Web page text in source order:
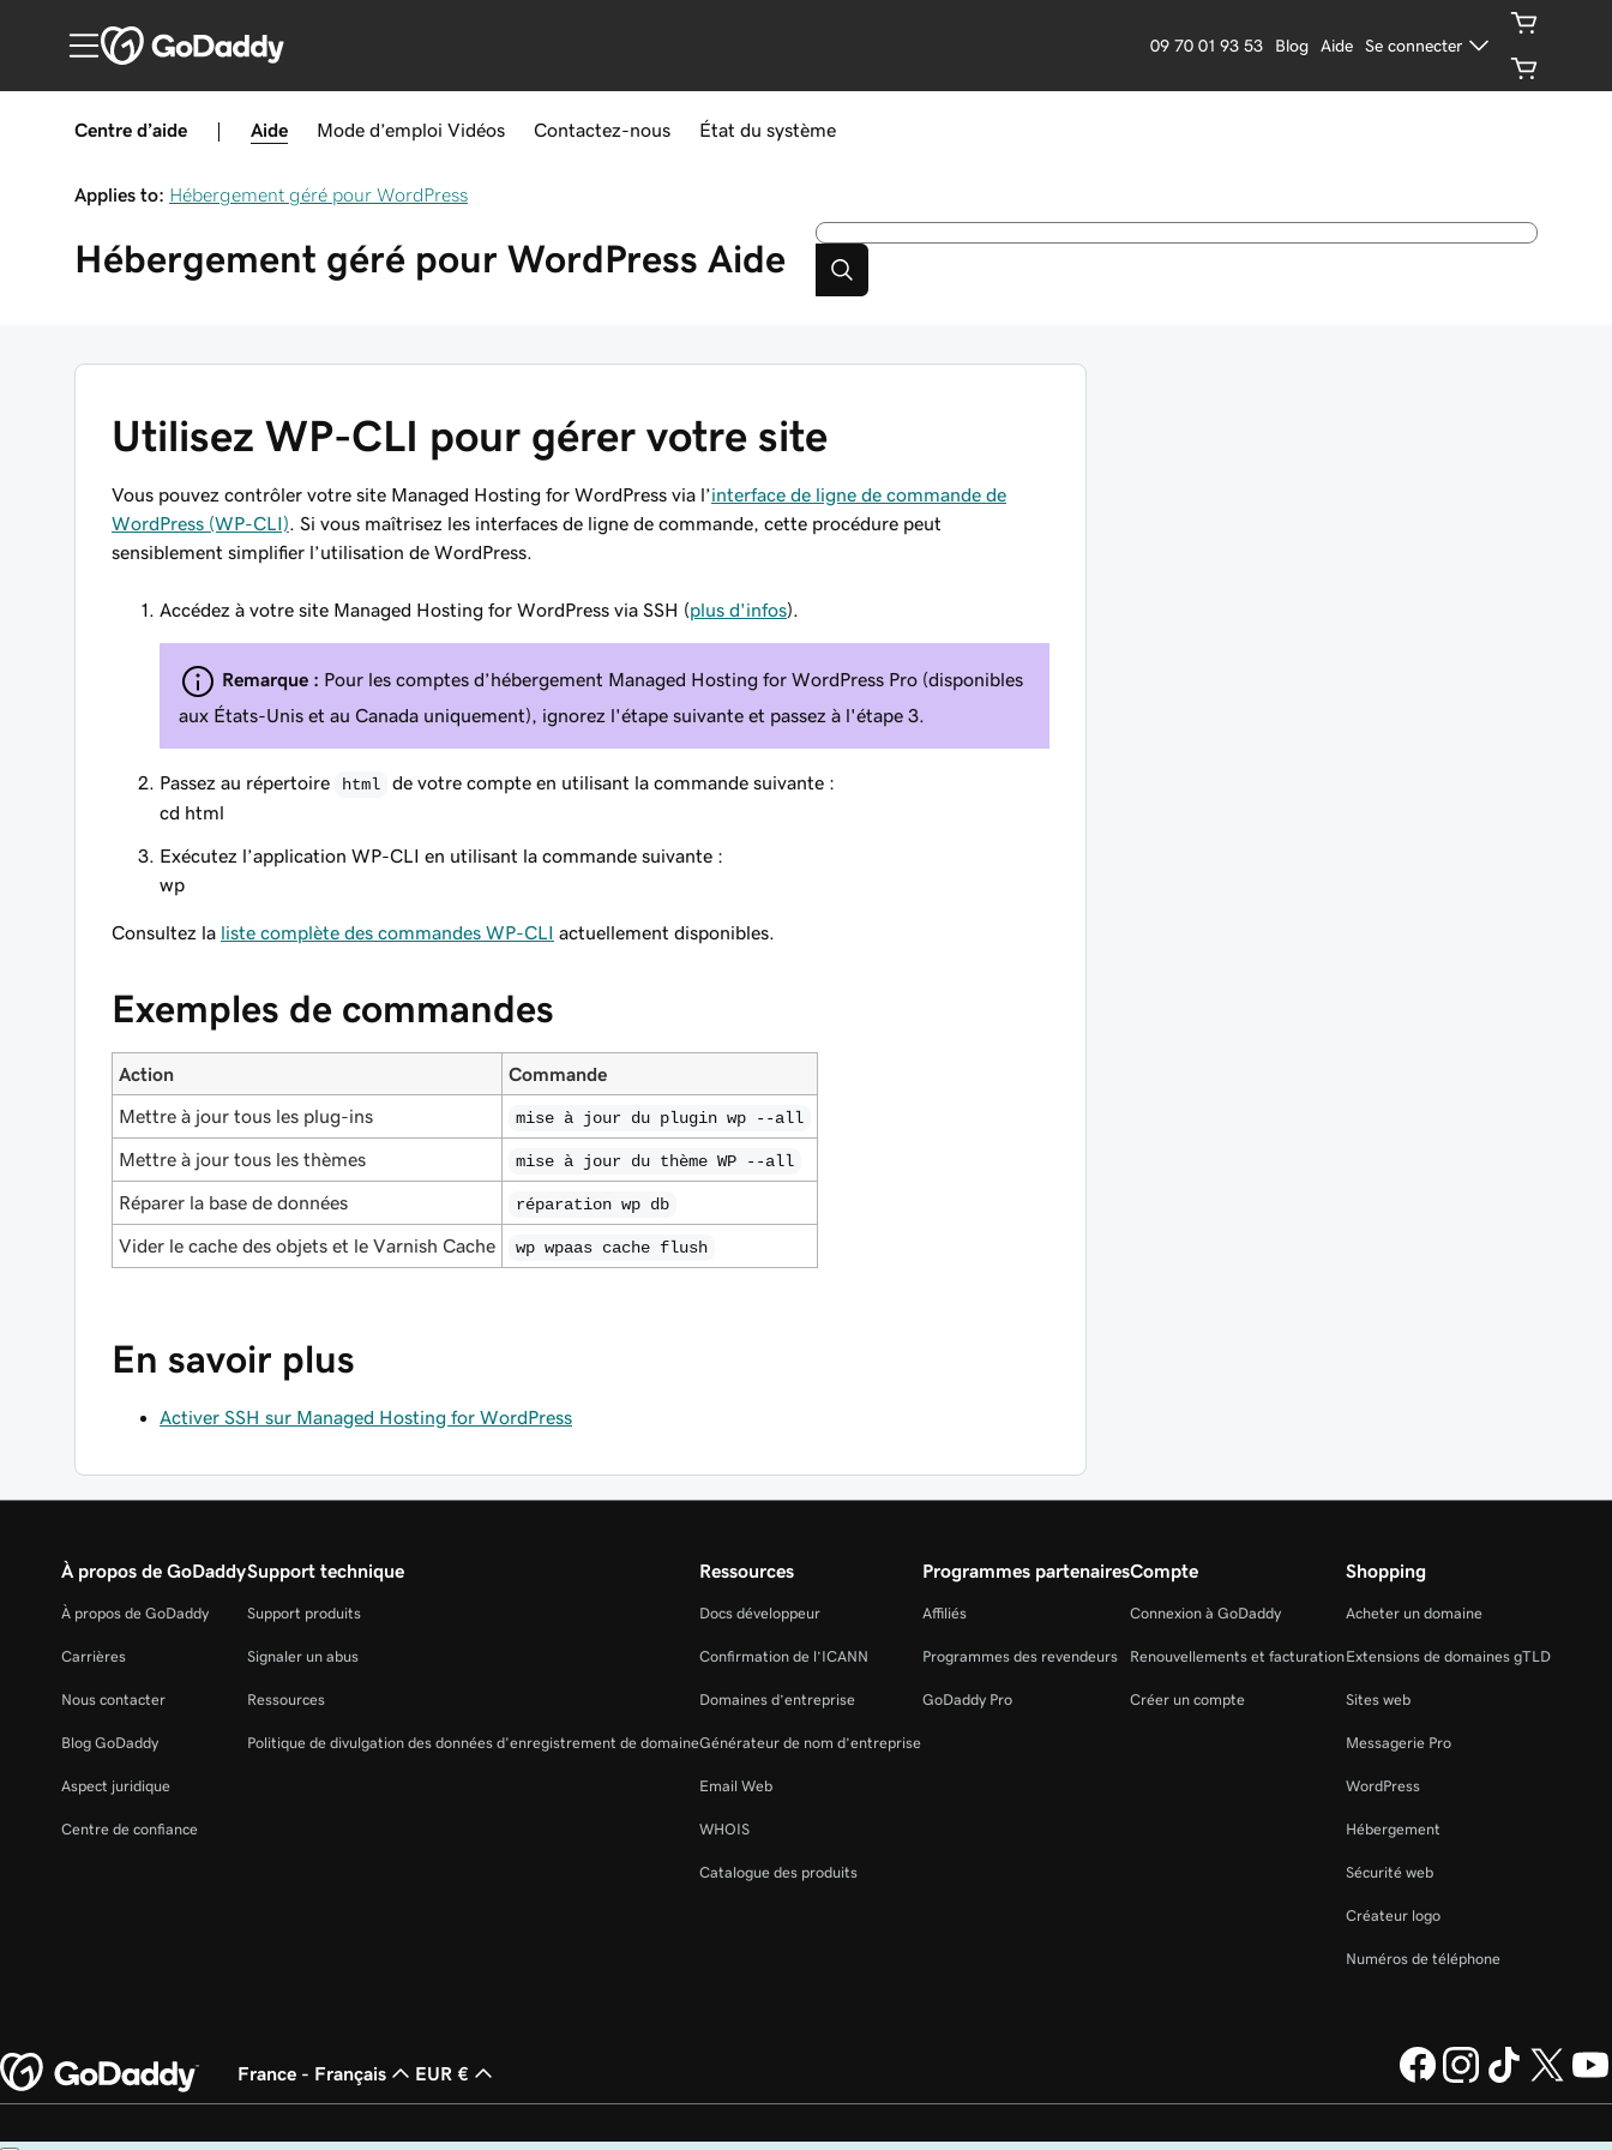
09 70 01 93 53 Blog Aide Se connecter
Centre d’aide Aide Mode d’emploi Vidéos Contactez-nous État du système
Applies to: Hébergement géré pour WordPress
Hébergement géré pour WordPress Aide
Utilisez WP-CLI pour gérer votre site
Vous pouvez contrôler votre site Managed Hosting for WordPress via l’interface de ligne de commande de
WordPress (WP-CLI) . Si vous maîtrisez les interfaces de ligne de commande, cette procédure peut
sensiblement simplifier l’utilisation de WordPress.
Accédez à votre site Managed Hosting for WordPress via SSH (plus d'infos).
Remarque : Pour les comptes d’hébergement Managed Hosting for WordPress Pro (disponibles
aux États-Unis et au Canada uniquement), ignorez l'étape suivante et passez à l'étape 3.
Passez au répertoire html
de votre compte en utilisant la commande suivante :
cd html
Exécutez l’application WP-CLI en utilisant la commande suivante :
wp
Consultez la liste complète des commandes WP-CLI actuellement disponibles.
Exemples de commandes
Action Commande
Mettre à jour tous les plug-ins mise à jour du plugin wp --all
Mettre à jour tous les thèmes mise à jour du thème WP --all
Réparer la base de données réparation wp db
Vider le cache des objets et le Varnish Cache wp wpaas cache flush
En savoir plus
Activer SSH sur Managed Hosting for WordPress
À propos de GoDaddy
À propos de GoDaddy
Carrières
Nous contacter
Blog GoDaddy
Aspect juridique
Centre de confiance
Support technique
Support produits
Signaler un abus
Ressources
Politique de divulgation des données d'enregistrement de domaine
Ressources
Docs développeur
Confirmation de l’ICANN
Domaines d’entreprise
Générateur de nom d’entreprise
Email Web
WHOIS
Catalogue des produits
Programmes partenaires
Affiliés
Programmes des revendeurs
GoDaddy Pro
Compte
Connexion à GoDaddy
Renouvellements et facturation
Créer un compte
Shopping
Acheter un domaine
Extensions de domaines gTLD
Sites web
Messagerie Pro
WordPress
Hébergement
Sécurité web
Créateur logo
Numéros de téléphone
France - Français EUR €